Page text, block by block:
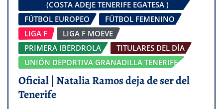
(COSTA ADEJE TENERIFE EGATESA )
FÚTBOL EUROPEO
FÚTBOL FEMENINO
LIGA F
LIGA F MOEVE
PRIMERA IBERDROLA
TITULARES DEL DÍA
UNIÓN DEPORTIVA GRANADILLA TENERIFE
Oficial | Natalia Ramos deja de ser del
Tenerife